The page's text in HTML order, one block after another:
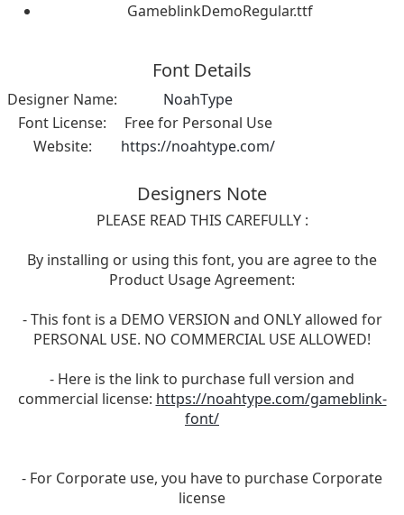
GameblinkDemoRegular.ttf
Font Details
Designer Name:
NoahType
Font License:
Free for Personal Use
Website:
https://noahtype.com/
Designers Note
PLEASE READ THIS CAREFULLY :
By installing or using this font, you are agree to the
Product Usage Agreement:
- This font is a DEMO VERSION and ONLY allowed for
PERSONAL USE. NO COMMERCIAL USE ALLOWED!
- Here is the link to purchase full version and
commercial license: https://noahtype.com/gameblink-
font/
- For Corporate use, you have to purchase Corporate
license